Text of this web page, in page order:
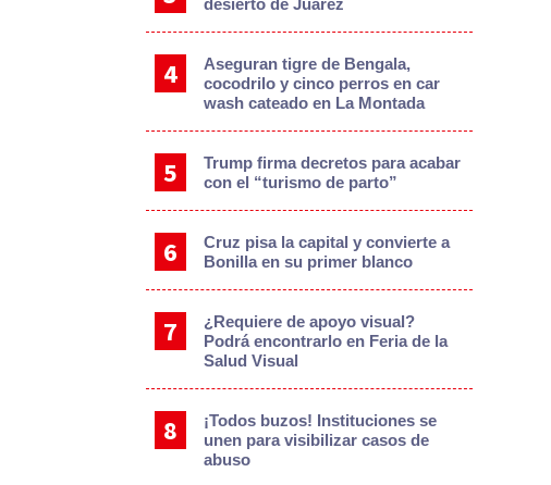
Aseguran tigre de Bengala,
cocodrilo y cinco perros en car
wash cateado en La Montada
Trump firma decretos para acabar
con el “turismo de parto”
Cruz pisa la capital y convierte a
Bonilla en su primer blanco
¿Requiere de apoyo visual?
Podrá encontrarlo en Feria de la
Salud Visual
¡Todos buzos! Instituciones se
unen para visibilizar casos de
abuso